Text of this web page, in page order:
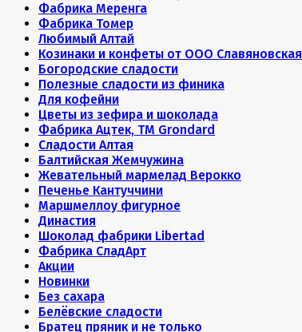
Фабрика Меренга
Фабрика Томер
Любимый Алтай
Козинаки и конфеты от ООО Славяновская
Богородские сладости
Полезные сладости из финика
Для кофейни
Цветы из зефира и шоколада
Фабрика Ацтек, ТМ Grondard
Сладости Алтая
Балтийская Жемчужина
Жевательный мармелад Верокко
Печенье Кантуччини
Маршмеллоу фигурное
Династия
Шоколад фабрики Libertad
Фабрика СладАрт
Акции
Новинки
Без сахара
Белёвские сладости
Братец пряник и не только